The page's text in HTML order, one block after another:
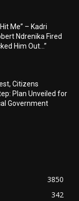
Me” – Kadri
Ndrenika Fired
Him Out…”
Citizens
Plan Unveiled for
Government
3850
342